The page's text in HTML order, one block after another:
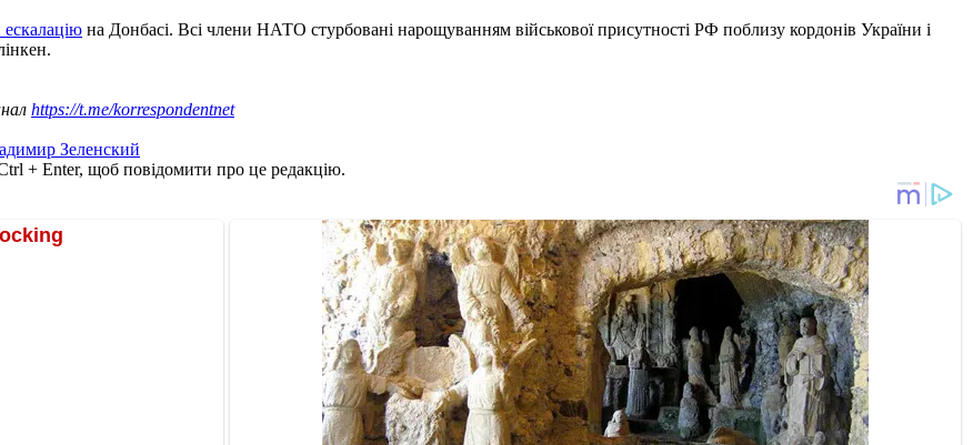
на Донбасі. Всі члени НАТО стурбовані нарощуванням військової присутності РФ поблизу кордонів України і
https://t.me/korrespondentnet
Зеленский
+ Enter, щоб повідомити про це редакцію.